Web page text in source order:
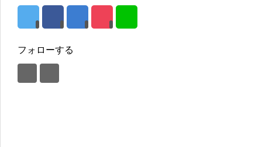
フォローする